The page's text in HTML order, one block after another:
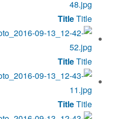
TitleTitle
TitleTitle
TitleTitle